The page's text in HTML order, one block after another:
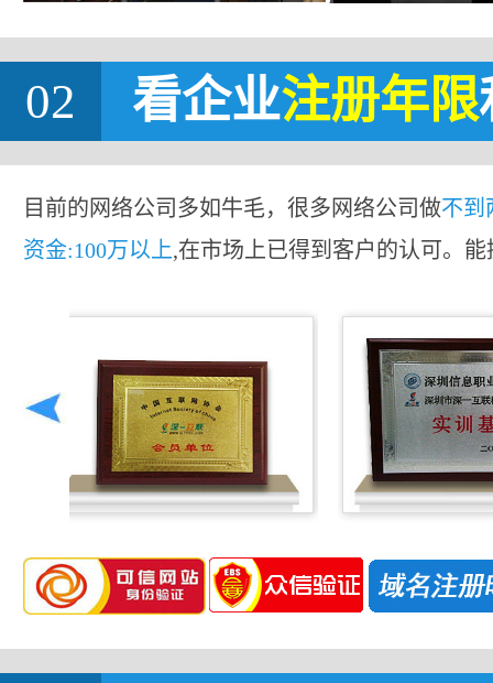
02 看企业注册年限
目前的网络公司多如牛毛，很多网络公司做不到
资金:100万以上,在市场上已得到客户的认可。